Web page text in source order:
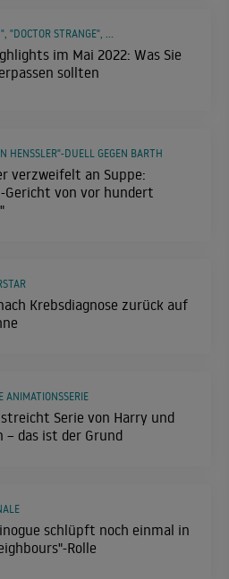
im Mai 2022: Was Sie
sollten
"DOCTOR STRANGE", ...
verzweifelt an Suppe:
Gericht von vor hundert
HENSSLER"-DUELL GEGEN BARTH
Krebsdiagnose zurück auf
Serie von Harry und
– das ist der Grund
ANIMATIONSSERIE
schlüpft noch einmal in
Rolle